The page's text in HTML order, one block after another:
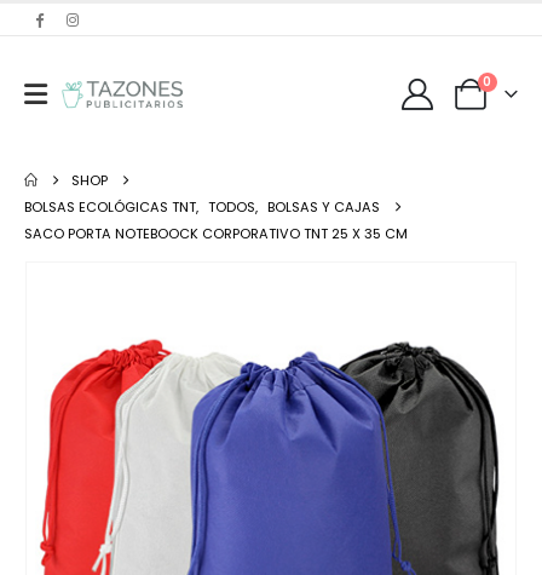
0
SHOP
BOLSAS ECOLÓGICAS TNT, TODOS, BOLSAS Y CAJAS
SACO PORTA NOTEBOOCK CORPORATIVO TNT 25 X 35 CM